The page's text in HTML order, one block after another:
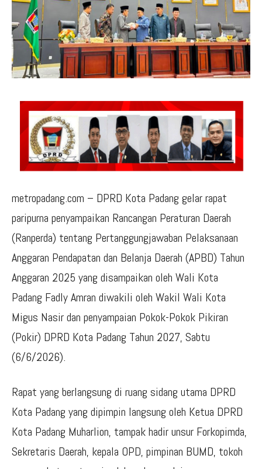
metropadang.com – DPRD Kota Padang gelar rapat
paripurna penyampaikan Rancangan Peraturan Daerah
(Ranperda) tentang Pertanggungjawaban Pelaksanaan
Anggaran Pendapatan dan Belanja Daerah (APBD) Tahun
Anggaran 2025 yang disampaikan oleh Wali Kota
Padang Fadly Amran diwakili oleh Wakil Wali Kota
Migus Nasir dan penyampaian Pokok-Pokok Pikiran
(Pokir) DPRD Kota Padang Tahun 2027, Sabtu
(6/6/2026).
Rapat yang berlangsung di ruang sidang utama DPRD
Kota Padang yang dipimpin langsung oleh Ketua DPRD
Kota Padang Muharlion, tampak hadir unsur Forkopimda,
Sekretaris Daerah, kepala OPD, pimpinan BUMD, tokoh